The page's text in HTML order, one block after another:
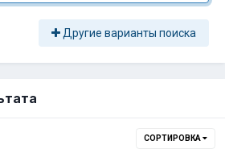
Другие варианты поиска
СОРТИРОВКА